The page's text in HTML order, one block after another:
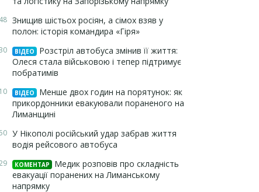
Знищив шістьох росіян, а сімох взяв у
полон: історія командира «Гіря»
ВІДЕО
Розстріл автобуса змінив її життя:
Олеся стала військовою і тепер підтримує
побратимів
ВІДЕО
Менше двох годин на порятунок: як
прикордонники евакуювали пораненого на
Лиманщині
У Нікополі російський удар забрав життя
водія рейсового автобуса
КОМЕНТАР
Медик розповів про складність
евакуації поранених на Лиманському
напрямку